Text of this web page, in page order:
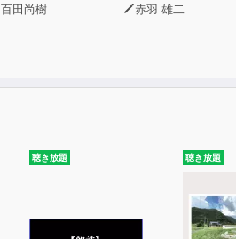
百田尚樹 赤羽 雄二
聴き放題 聴き放題